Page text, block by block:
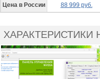
Цена в России 88 999 руб.
ХАРАКТЕРИСТИКИ